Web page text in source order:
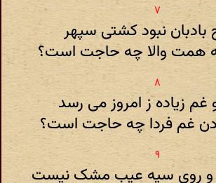
بادبان نبود کشتی سپهر
همت والا چه حاجت است؟
غم زیاده ز امروز می رسد
غم فردا چه حاجت است؟
و روی سیه عیب مشک نیست